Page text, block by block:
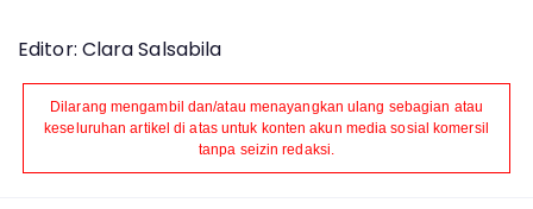
Editor: Clara Salsabila
Dilarang mengambil dan/atau menayangkan ulang sebagian atau
keseluruhan artikel di atas untuk konten akun media sosial komersil
tanpa seizin redaksi.